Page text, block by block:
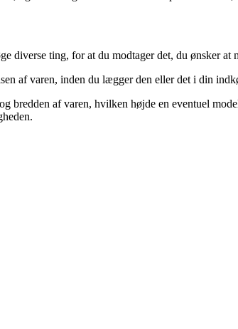
diverse ting, for at du modtager det, du ønsker at
af varen, inden du lægger den eller det i din
af varen, hvilken højde en eventuel